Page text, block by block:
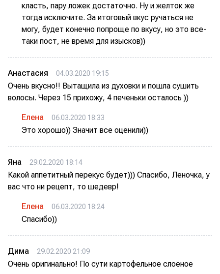
класть, пару ложек достаточно. Ну и желток же
тогда исключите. За итоговый вкус ручаться не
могу, будет конечно попроще по вкусу, но это все-
таки пост, не время для изысков))
Анастасия 04.03.2020 19:15
Очень вкусно!! Вытащила из духовки и пошла сушить
волосы. Через 15 прихожу, 4 печеньки осталось ))
Елена 06.03.2020 18:33
Это хорошо)) Значит все оценили))
Яна 29.02.2020 18:14
Какой аппетитный перекус будет))) Спасибо, Леночка, у
вас что ни рецепт, то шедевр!
Елена 06.03.2020 18:24
Спасибо))
Дима 29.02.2020 21:09
Очень оригинально! По сути картофельное слоёное